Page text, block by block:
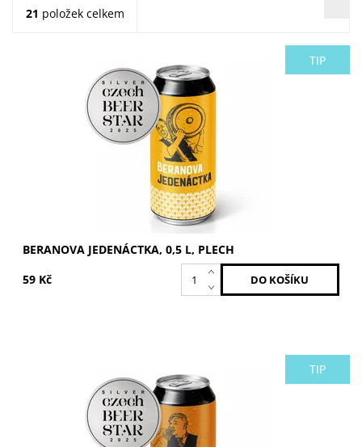
21 položek celkem
TIP
Světlý ležák pro každodenní popíjení.Stupňovitost: 11°.
Skladem >5 ks
BERANOVA JEDENÁCTKA, 0,5 L, PLECH
59 Kč
TIP
Polotmavý ležák na pohodové popíjení.Stupňovitost: 12°.
Skladem >5 ks